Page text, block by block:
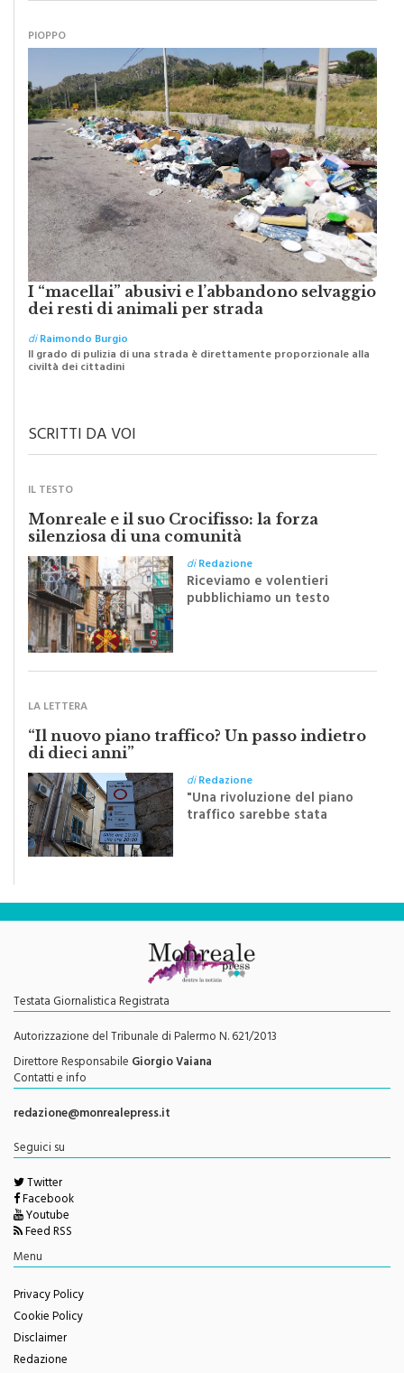
PIOPPO
I “macellai” abusivi e l’abbandono selvaggio
dei resti di animali per strada
diRaimondo Burgio
Il grado di pulizia di una strada è direttamente proporzionale alla
civiltà dei cittadini
SCRITTI DA VOI
IL TESTO
Monreale e il suo Crocifisso: la forza
silenziosa di una comunità
diRedazione
Riceviamo e volentieri
pubblichiamo un testo
Festa del Santissimo
LA LETTERA
“Il nuovo piano traffico? Un passo indietro
di dieci anni”
diRedazione
"Una rivoluzione del piano
traffico sarebbe stata
Testata Giornalistica Registrata
Autorizzazione del Tribunale di Palermo N. 621/2013
Direttore Responsabile Giorgio Vaiana
Contatti e info
redazione@monrealepress.it
Seguici su
Twitter
Facebook
Youtube
Feed RSS
Menu
Privacy Policy
Cookie Policy
Disclaimer
Redazione